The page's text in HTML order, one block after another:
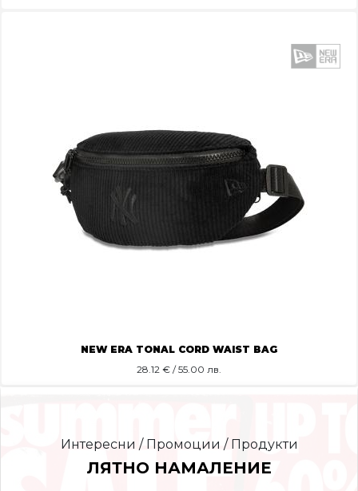
NEW ERA TONAL CORD WAIST BAG
28.12 € / 55.00 лв.
Интересни / Промоции / Продукти
ЛЯТНО НАМАЛЕНИЕ